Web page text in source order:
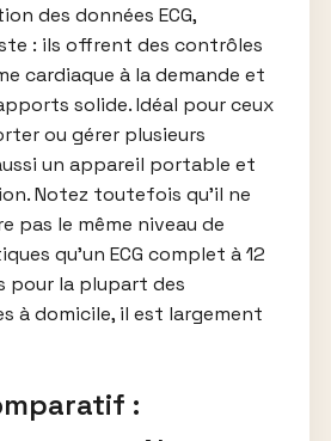
des données ECG,
: ils offrent des contrôles
cardiaque à la demande et
solide. Idéal pour ceux
ou gérer plusieurs
un appareil portable et
Notez toutefois qu’il ne
le même niveau de
qu’un ECG complet à 12
pour la plupart des
à domicile, il est largement
: